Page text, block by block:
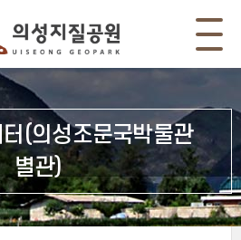
(의성조문국박물관
별관)